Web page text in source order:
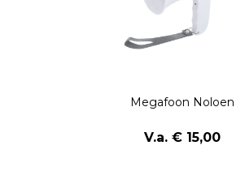
Megafoon Noloen
V.a. € 15,00